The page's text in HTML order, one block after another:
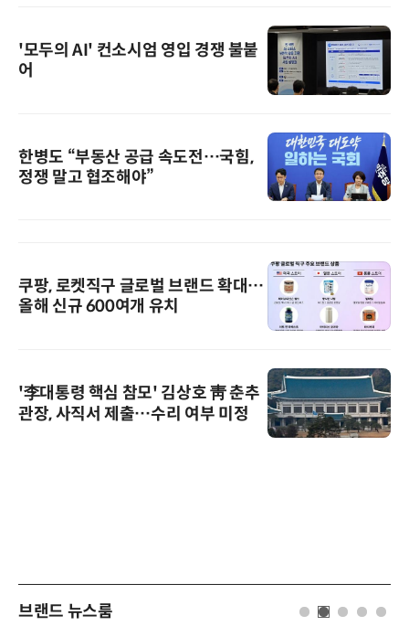
'모두의 AI' 컨소시엄 영입 경쟁 불붙
어
한병도 “부동산 공급 속도전…국힘,
정쟁 말고 협조해야”
쿠팡, 로켓직구 글로벌 브랜드 확대…
올해 신규 600여개 유치
'李대통령 핵심 참모' 김상호 靑 춘추
관장, 사직서 제출…수리 여부 미정
브랜드 뉴스룸